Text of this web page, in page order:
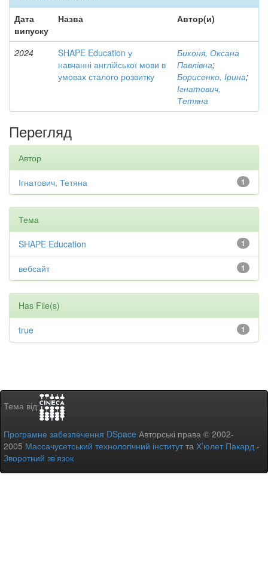
Дата
випуску
Назва Автор(и)
2024
SHAPE Education у
навчанні англійської мови в
умовах сталого розвитку
Биконя, Оксана
Павлівна;
Борисенко, Ірина;
Ігнатович,
Тетяна
Перегляд
Автор
1
Ігнатович, Тетяна
Тема
1
SHAPE Education
1
вебсайт
Has File(s)
1
true
Тема від
Програмне забезпечення DSpace Авторські права © 2002-
2005 Массачусетський технологічний інститутта Х’юлет Пакард -
Зворотний зв’язок